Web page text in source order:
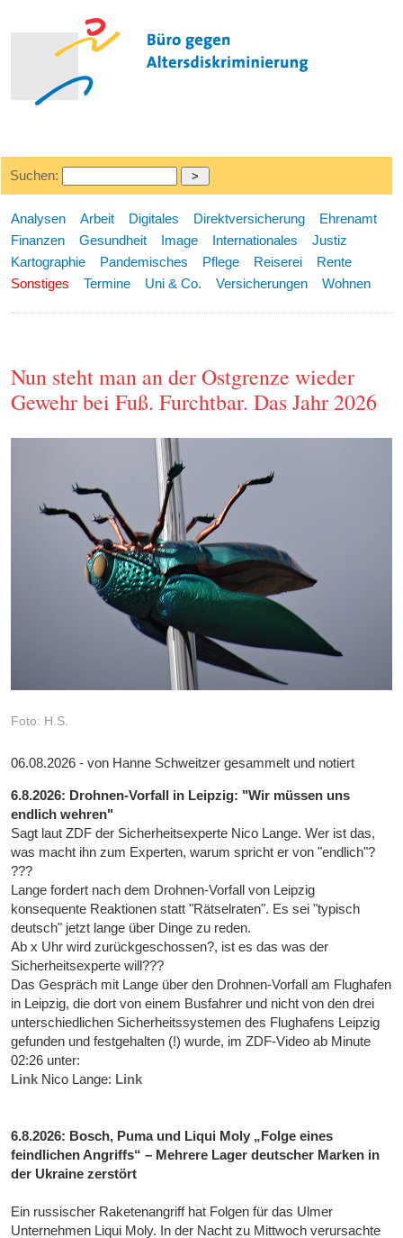
Suchen:
Analysen Arbeit Digitales Direktversicherung
Ehrenamt
Finanzen
Gesundheit Image Internationales
Justiz
Kartographie
Pandemisches Pflege Reiserei
Rente
Sonstiges
Termine Uni & Co. Versicherungen Wohnen
Nun steht man an der Ostgrenze wieder
Gewehr bei Fuß. Furchtbar. Das Jahr 2026
Foto: H.S.
06.08.2026 - von Hanne Schweitzer gesammelt und notiert
6.8.2026: Drohnen-Vorfall in Leipzig: "Wir müssen uns
endlich wehren"
Sagt laut ZDF der Sicherheitsexperte Nico Lange. Wer ist das,
was macht ihn zum Experten, warum spricht er von "endlich"?
???
Lange fordert nach dem Drohnen-Vorfall von Leipzig
konsequente Reaktionen statt "Rätselraten". Es sei "typisch
deutsch" jetzt lange über Dinge zu reden.
Ab x Uhr wird zurückgeschossen?, ist es das was der
Sicherheitsexperte will???
Das Gespräch mit Lange über den Drohnen-Vorfall am Flughafen
in Leipzig, die dort von einem Busfahrer und nicht von den drei
unterschiedlichen Sicherheitssystemen des Flughafens Leipzig
gefunden und festgehalten (!) wurde, im ZDF-Video ab Minute
02:26 unter:
Link Nico Lange: Link
6.8.2026: Bosch, Puma und Liqui Moly „Folge eines
feindlichen Angriffs“ – Mehrere Lager deutscher Marken in
der Ukraine zerstört
Ein russischer Raketenangriff hat Folgen für das Ulmer
Unternehmen Liqui Moly. In der Nacht zu Mittwoch verursachte